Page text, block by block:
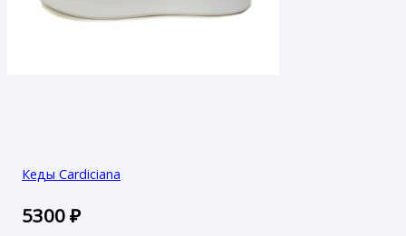
Кеды Cardiciana
5300₽